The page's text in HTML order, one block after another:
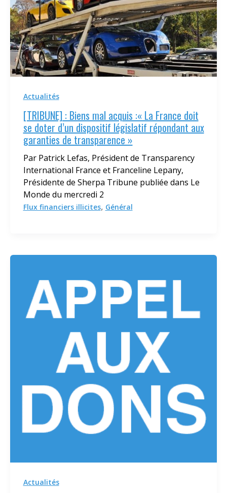
Actualités
[TRIBUNE] : Biens mal acquis :« La France doit
se doter d’un dispositif législatif répondant aux
garanties de transparence »
Par Patrick Lefas, Président de Transparency
International France et Franceline Lepany,
Présidente de Sherpa Tribune publiée dans Le
Monde du mercredi 2
Flux financiers illicites, Général
Actualités